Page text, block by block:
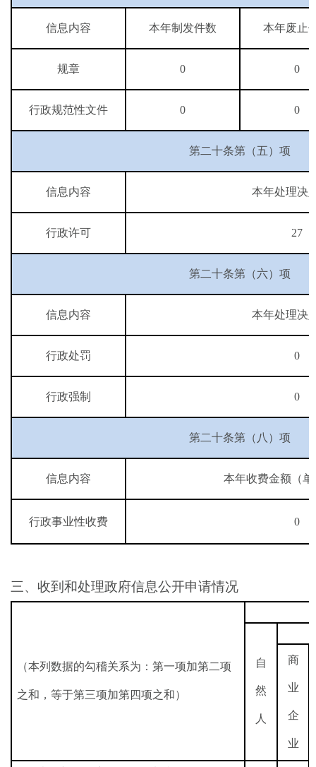
信息内容 本年制发件数 本年废止
规章 0 0
行政规范性文件 0 0
第二十条第（五）项
信息内容 本年处理决
行政许可 27
第二十条第（六）项
信息内容 本年处理决
行政处罚 0
行政强制 0
第二十条第（八）项
信息内容 本年收费金额（
行政事业性收费 0
三、收到和处理政府信息公开申请情况
（本列数据的勾稽关系为：第一项加第二项
之和，等于第三项加第四项之和）
自
然
人
商
业
企
业